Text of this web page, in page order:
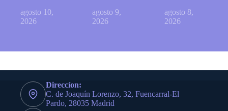
agosto 10,
2026
agosto 9,
2026
agosto 8,
2026
Direccíon:
C. de Joaquín Lorenzo, 32, Fuencarral-El
Pardo, 28035 Madrid